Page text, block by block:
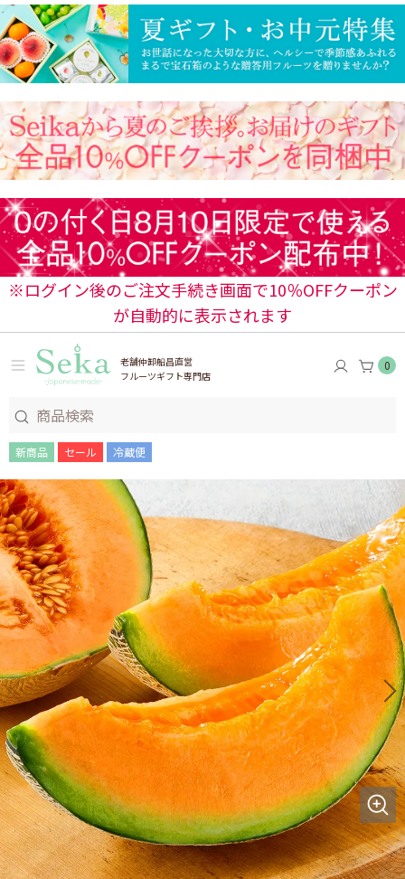
※ログイン後のご注文手続き画面で10％OFFクーポン
が自動的に表示されます
老舗仲卸船昌直営
フルーツギフト専門店
0
新商品 セール 冷蔵便